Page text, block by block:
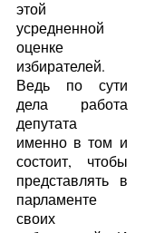
этой
усредненной
оценке
избирателей.
Ведь по сути
дела работа
депутата
именно в том и
состоит, чтобы
представлять в
парламенте
своих